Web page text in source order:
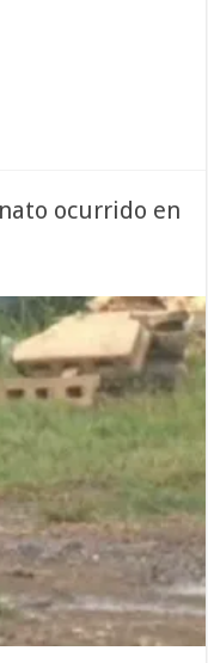
ocurrido en